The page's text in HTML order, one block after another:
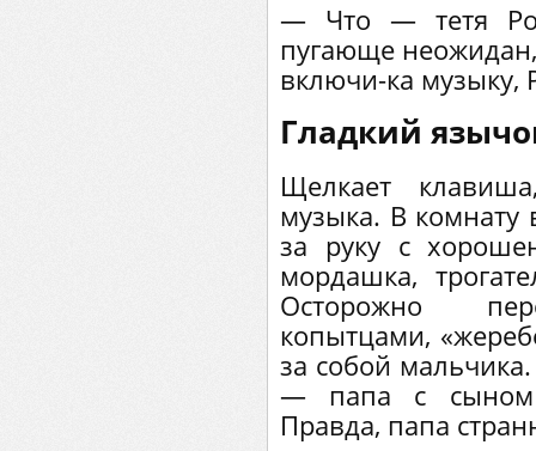
— Что — тетя
пугающе
включи-ка музыку,
Гладкий
Щелкает
музыка. В комнату
за руку с
мордашка,
Осторожно
копытцами,
за собой
— папа с сыном
Правда, папа